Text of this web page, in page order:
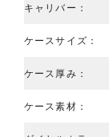
キャリバー：
ケースサイズ：
ケース厚み：
ケース素材：